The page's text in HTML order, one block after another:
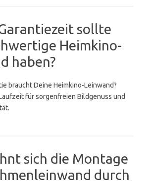
sollte
Heimkino-
haben?
braucht Deine Heimkino-Leinwand?
für sorgenfreien Bildgenuss und
sich die Montage
durch